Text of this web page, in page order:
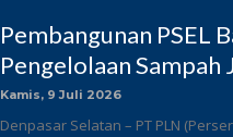
Pembangunan PSEL
Pengelolaan Sampah
Kamis, 9 Juli 2026
Denpasar Selatan – PT PLN